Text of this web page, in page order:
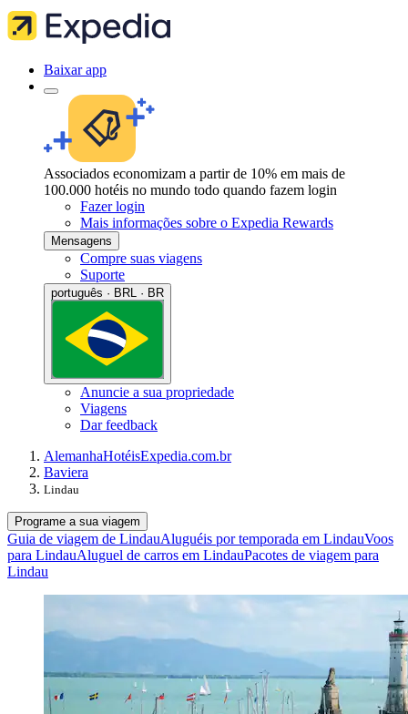
Baixar app
Associados economizam a partir de 10% em mais de
100.000 hotéis no mundo todo quando fazem login
Fazer login
Mais informações sobre o Expedia Rewards
Mensagens
Compre suas viagens
Suporte
português · BRL · BR
Anuncie a sua propriedade
Viagens
Dar feedback
AlemanhaHotéisExpedia.com.br
Baviera
Lindau
Programe a sua viagem
Guia de viagem de LindauAluguéis por temporada em LindauVoos
para LindauAluguel de carros em LindauPacotes de viagem para
Lindau